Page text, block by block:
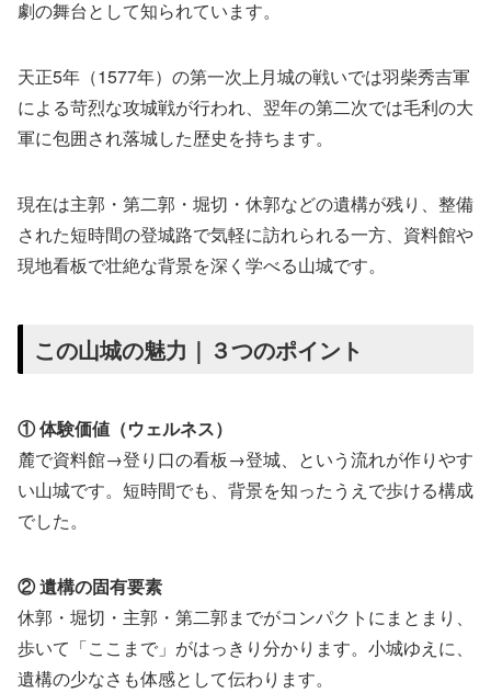
劇の舞台として知られています。
天正5年（1577年）の第一次上月城の戦いでは羽柴秀吉軍
による苛烈な攻城戦が行われ、翌年の第二次では毛利の大
軍に包囲され落城した歴史を持ちます。
現在は主郭・第二郭・堀切・休郭などの遺構が残り、整備
された短時間の登城路で気軽に訪れられる一方、資料館や
現地看板で壮絶な背景を深く学べる山城です。
この山城の魅力｜３つのポイント
① 体験価値（ウェルネス）
麓で資料館→登り口の看板→登城、という流れが作りやす
い山城です。短時間でも、背景を知ったうえで歩ける構成
でした。
② 遺構の固有要素
休郭・堀切・主郭・第二郭までがコンパクトにまとまり、
歩いて「ここまで」がはっきり分かります。小城ゆえに、
遺構の少なさも体感として伝わります。